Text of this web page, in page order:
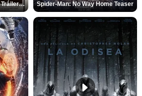
Star Trek II: la ira de Khan Tráiler VO Spider-Man: No Way Home Teaser